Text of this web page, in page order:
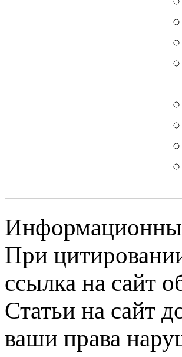
При
ссылка на сайт
Статьи на сайт
ваши права